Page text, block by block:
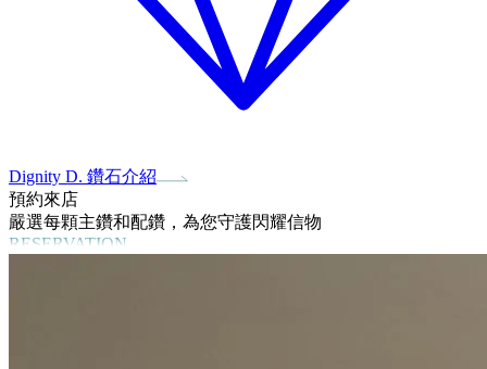
Dignity D. 鑽石介紹
預約來店
嚴選每顆主鑽和配鑽，為您守護閃耀信物
RESERVATION